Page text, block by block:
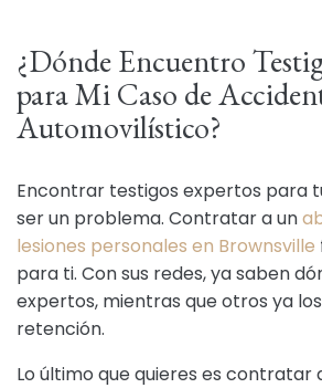
¿Dónde Encuentro
para Mi Caso de
Automovilístico?
Encontrar testigos expertos para
ser un problema. Contratar a un
lesiones personales en Brownsville
para ti. Con sus redes, ya saben
expertos, mientras que otros ya
retención.
Lo último que quieres es contratar